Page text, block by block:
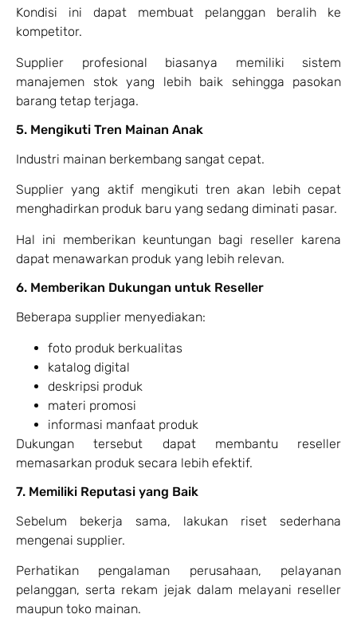
Kondisi ini dapat membuat pelanggan beralih ke
kompetitor.
Supplier profesional biasanya memiliki sistem
manajemen stok yang lebih baik sehingga pasokan
barang tetap terjaga.
5. Mengikuti Tren Mainan Anak
Industri mainan berkembang sangat cepat.
Supplier yang aktif mengikuti tren akan lebih cepat
menghadirkan produk baru yang sedang diminati pasar.
Hal ini memberikan keuntungan bagi reseller karena
dapat menawarkan produk yang lebih relevan.
6. Memberikan Dukungan untuk Reseller
Beberapa supplier menyediakan:
foto produk berkualitas
katalog digital
deskripsi produk
materi promosi
informasi manfaat produk
Dukungan tersebut dapat membantu reseller
memasarkan produk secara lebih efektif.
7. Memiliki Reputasi yang Baik
Sebelum bekerja sama, lakukan riset sederhana
mengenai supplier.
Perhatikan pengalaman perusahaan, pelayanan
pelanggan, serta rekam jejak dalam melayani reseller
maupun toko mainan.